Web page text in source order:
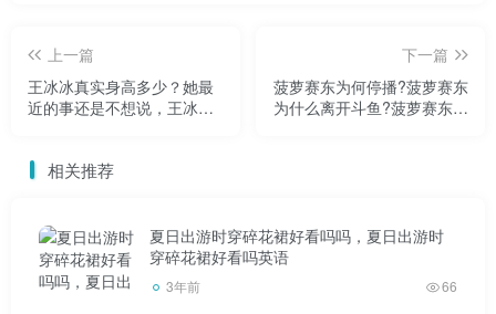
上一篇
王冰冰真实身高多少？她最
近的事还是不想说，王冰冰
下一篇
菠萝赛东为何停播?菠萝赛东
为什么离开斗鱼?菠萝赛东真
相关推荐
夏日出游时穿碎花裙好看吗吗，夏日出游时
穿碎花裙好看吗英语
3年前 66